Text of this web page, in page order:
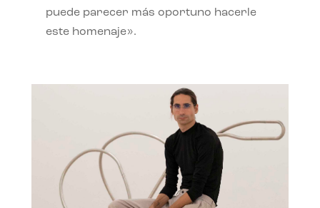
puede parecer más oportuno hacerle
este homenaje».